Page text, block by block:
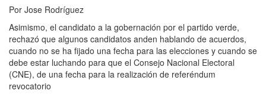
Por Jose Rodríguez
Asimismo, el candidato a la gobernación por el partido verde,
rechazó que algunos candidatos anden hablando de acuerdos,
cuando no se ha fijado una fecha para las elecciones y cuando se
debe estar luchando para que el Consejo Nacional Electoral
(CNE), de una fecha para la realización de referéndum
revocatorio